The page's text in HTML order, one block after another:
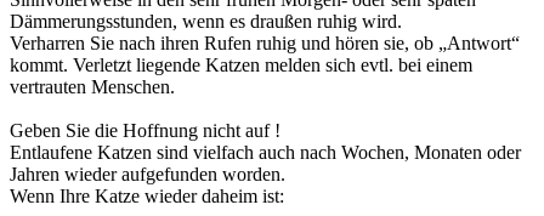
Dämmerungsstunden, wenn es draußen ruhig wird.
Verharren Sie nach ihren Rufen ruhig und hören sie, ob „Antwort“
kommt. Verletzt liegende Katzen melden sich evtl. bei einem
vertrauten Menschen.
Geben Sie die Hoffnung nicht auf !
Entlaufene Katzen sind vielfach auch nach Wochen, Monaten oder
Jahren wieder aufgefunden worden.
Wenn Ihre Katze wieder daheim ist: